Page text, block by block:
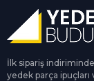
İlk sipariş
yedek parça ipuçları